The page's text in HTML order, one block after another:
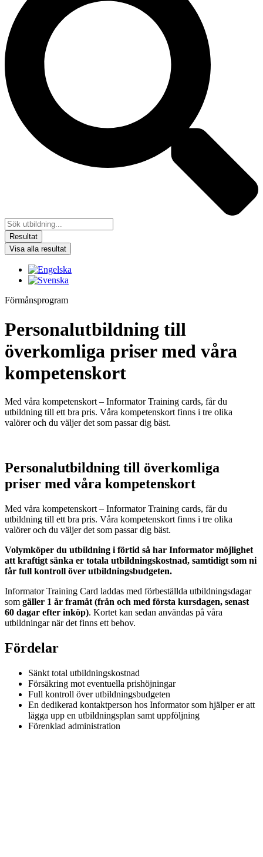
Resultat
Visa alla resultat
Förmånsprogram
Personalutbildning till
överkomliga priser med våra
kompetenskort
Med våra kompetenskort – Informator Training cards, får du
utbildning till ett bra pris. Våra kompetenskort finns i tre olika
valörer och du väljer det som passar dig bäst.
Personalutbildning till överkomliga
priser med våra kompetenskort
Med våra kompetenskort – Informator Training cards, får du
utbildning till ett bra pris. Våra kompetenskort finns i tre olika
valörer och du väljer det som passar dig bäst.
Volymköper du utbildning i förtid så har Informator möjlighet
att kraftigt sänka er totala utbildningskostnad, samtidigt som ni
får full kontroll över utbildningsbudgeten.
Informator Training Card laddas med förbeställda utbildningsdagar
som gäller 1 år framåt (från och med första kursdagen, senast
60 dagar efter inköp). Kortet kan sedan användas på våra
utbildningar när det finns ett behov.
För­de­lar
Sänkt total utbildningskostnad
Försäkring mot eventuella prishöjningar
Full kontroll över utbildningsbudgeten
En dedikerad kontaktperson hos Informator som hjälper er att
lägga upp en utbildningsplan samt uppföljning
Förenklad administration